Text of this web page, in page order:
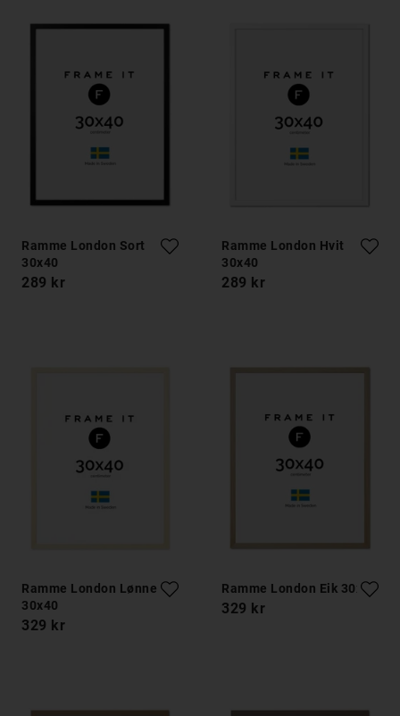
Ramme London Sort
30x40
289 kr
Ramme London Hvit
30x40
289 kr
Ramme London Lønnetre
30x40
329 kr
Ramme London Eik 30x40
329 kr